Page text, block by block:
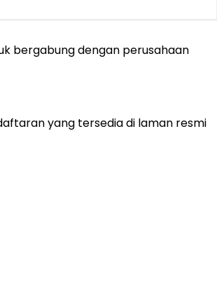
bergabung dengan perusahaan
yang tersedia di laman resmi